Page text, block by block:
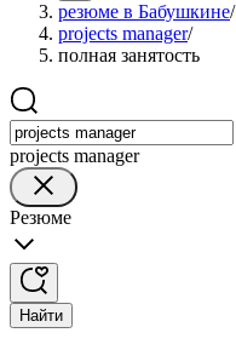
резюме в Бабушкине/
projects manager/
полная занятость
projects manager
Резюме
Найти